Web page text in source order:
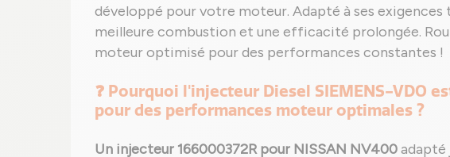
développé pour votre moteur. Adapté à ses exigences
meilleure combustion et une efficacité prolongée.
moteur optimisé pour des performances constantes !
❓ Pourquoi l'injecteur Diesel SIEMENS-VDO
pour des performances moteur optimales ?
Un injecteur 166000372R pour NISSAN NV400adapté